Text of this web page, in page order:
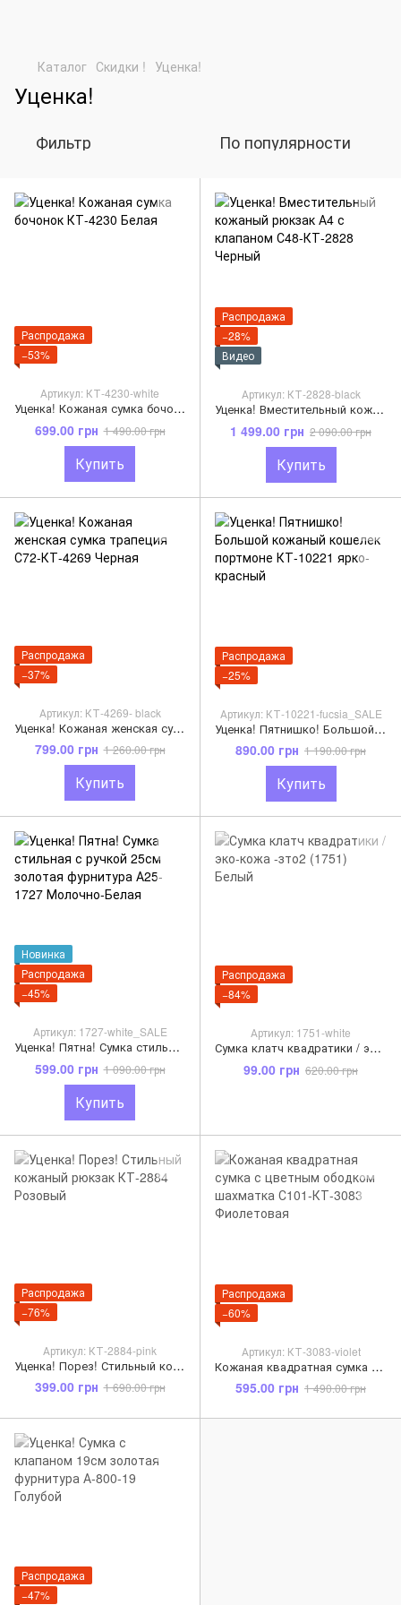
Каталог Скидки ! Уценка!
Уценка!
Фильтр По популярности
Распродажа
−53%
Артикул: КТ-4230-white
Уценка! Кожаная сумка бочонок КТ-4230 Белая
699.00 грн 1 490.00 грн
Купить
Распродажа
−28%
Видео
Артикул: КТ-2828-black
Уценка! Вместительный кожаный рюкзак А4 с клапаном С48-КТ-2828 Черный
1 499.00 грн 2 090.00 грн
Купить
Распродажа
−37%
Артикул: КТ-4269- black
Уценка! Кожаная женская сумка трапеция С72-КТ-4269 Черная
799.00 грн 1 260.00 грн
Купить
Распродажа
−25%
Артикул: КТ-10221-fucsia_SALE
Уценка! Пятнишко! Большой кожаный кошелек портмоне КТ-10221 ярко-красный
890.00 грн 1 190.00 грн
Купить
Новинка
Распродажа
−45%
Артикул: 1727-white_SALE
Уценка! Пятна! Сумка стильная с ручкой 25см золотая фурнитура А25-1727 Молочно-Белая
599.00 грн 1 090.00 грн
Купить
Распродажа
−84%
Артикул: 1751-white
Сумка клатч квадратики / эко-кожа -зто2 (1751) Белый
99.00 грн 620.00 грн
Распродажа
−76%
Артикул: КТ-2884-pink
Уценка! Порез! Стильный кожаный рюкзак КТ-2884 Розовый
399.00 грн 1 690.00 грн
Распродажа
−60%
Артикул: КТ-3083-violet
Кожаная квадратная сумка с цветным ободком шахматка С101-КТ-3083 Фиолетовая
595.00 грн 1 490.00 грн
Распродажа
−47%